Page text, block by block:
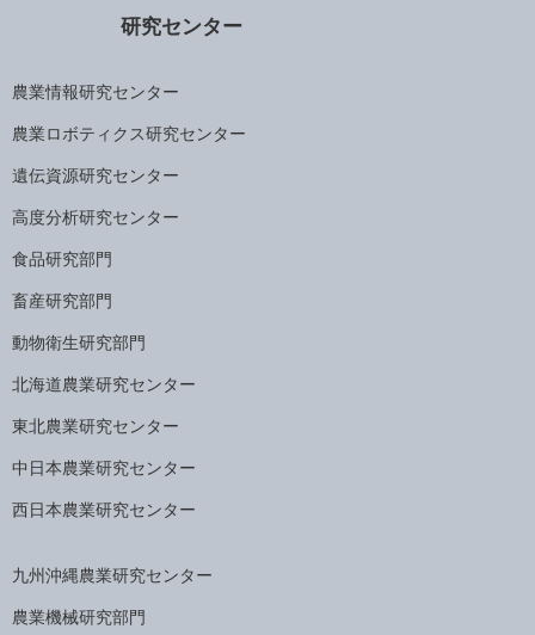
研究センター
農業情報研究センター
農業ロボティクス研究センター
遺伝資源研究センター
高度分析研究センター
食品研究部門
畜産研究部門
動物衛生研究部門
北海道農業研究センター
東北農業研究センター
中日本農業研究センター
西日本農業研究センター
九州沖縄農業研究センター
農業機械研究部門